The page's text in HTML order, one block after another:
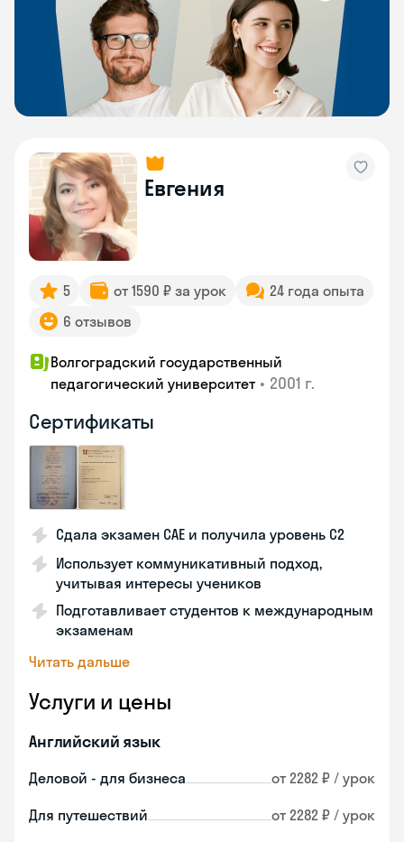
Евгения
5 от 1590 ₽ за урок
24 года опыта
6 отзывов
Волгоградский государственный
педагогический университет • 2001 г.
Сертификаты
Сдала экзамен CAE и получила уровень С2
Использует коммуникативный подход,
учитывая интересы учеников
Подготавливает студентов к международным
экзаменам
Читать дальше
Услуги и цены
Английский язык
Деловой - для бизнеса от 2282 ₽ / урок
Для путешествий от 2282 ₽ / урок